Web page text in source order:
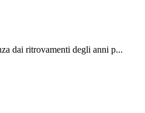
dai ritrovamenti degli anni p...